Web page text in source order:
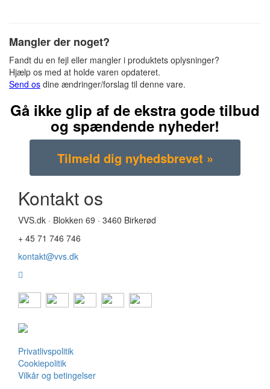
Mangler der noget?
Fandt du en fejl eller mangler i produktets oplysninger?
Hjælp os med at holde varen opdateret.
Send os dine ændringer/forslag til denne vare.
Gå ikke glip af de ekstra gode tilbud
og spændende nyheder!
Kontakt os
VVS.dk · Blokken 69 · 3460 Birkerød
+ 45 71 746 746
kontakt@vvs.dk
Privatlivspolitik
Cookiepolitik
Vilkår og betingelser